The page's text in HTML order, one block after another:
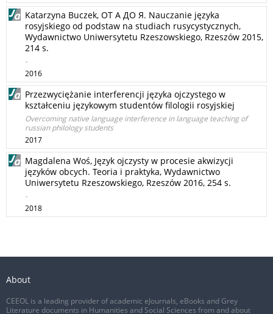
Katarzyna Buczek, OТ А ДО Я. Nauczanie języka
rosyjskiego od podstaw na studiach rusycystycznych,
Wydawnictwo Uniwersytetu Rzeszowskiego, Rzeszów 2015,
214 s.
-
2016
Przezwyciężanie interferencji języka ojczystego w
kształceniu językowym studentów filologii rosyjskiej
Overcoming native language interference in language teaching of
russian philology students
2017
Magdalena Woś, Język ojczysty w procesie akwizycji
języków obcych. Teoria i praktyka, Wydawnictwo
Uniwersytetu Rzeszowskiego, Rzeszów 2016, 254 s.
-
2018
About
CEEOL is a leading provider of academic eJournals, eBooks and Grey
Literature documents in Humanities and Social Sciences from and about